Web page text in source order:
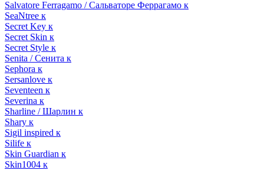
Salvatore Ferragamo / Сальваторе Феррагамо к
SeaNtree к
Secret Key к
Secret Skin к
Secret Style к
Senita / Сенита к
Sephora к
Sersanlove к
Seventeen к
Severina к
Sharline / Шарлин к
Shary к
Sigil inspired к
Silife к
Skin Guardian к
Skin1004 к